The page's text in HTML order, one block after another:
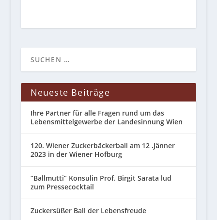
Neueste Beiträge
Ihre Partner für alle Fragen rund um das
Lebensmittelgewerbe der Landesinnung Wien
120. Wiener Zuckerbäckerball am 12 .Jänner
2023 in der Wiener Hofburg
“Ballmutti” Konsulin Prof. Birgit Sarata lud
zum Pressecocktail
Zuckersüßer Ball der Lebensfreude